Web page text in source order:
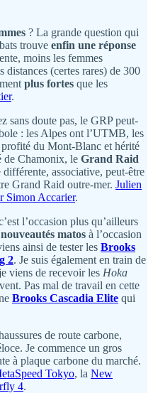
? La grande question qui
trouve enfin une réponse
moins les femmes
distances (certes rares) de 300
plus fortes que les
.
sans doute pas, le GRP peut-
: les Alpes ont l’UTMB, les
du Mont-Blanc et hérité
de Chamonix, le Grand Raid
différente, associative, peut-être
Grand Raid outre-mer. Julien
Simon Accarier.
l’occasion plus qu’ailleurs
nouveautés matos à l’occasion
ainsi de tester les Brooks
2. Je suis également en train de
viens de recevoir les Hoka
Pas mal de travail en cette
Brooks Cascadia Elite qui
de route carbone,
Je commence un gros
à plaque carbone du marché.
Tokyo, la New
4.